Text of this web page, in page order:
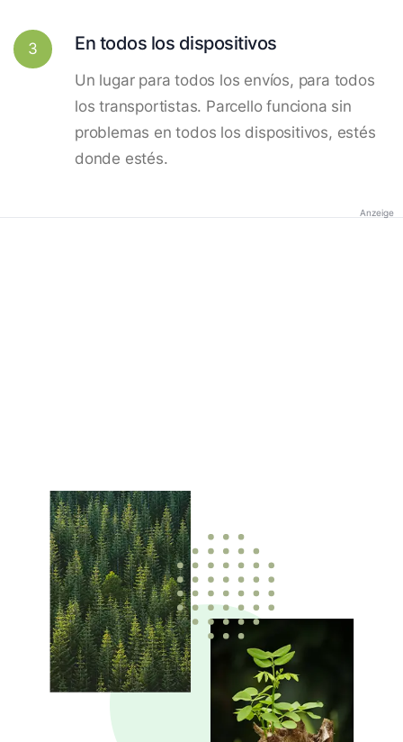
3 En todos los dispositivos
Un lugar para todos los envíos, para todos
los transportistas. Parcello funciona sin
problemas en todos los dispositivos, estés
donde estés.
Anzeige